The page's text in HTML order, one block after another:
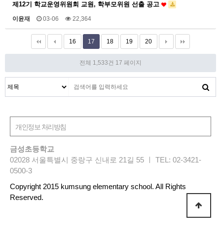
제12기 학교운영위원회 교원, 학부모위원 선출 공고
이윤재 03-06 22,364
16 17 18 19 20
전체 1,533건 17 페이지
금성초등학교
02028 서울특별시 중랑구 신내로 21길 55 ㅣ TEL: 02-3421-
0500-3
Copyright 2015 kumsung elementary school. All Rights
Reserved.